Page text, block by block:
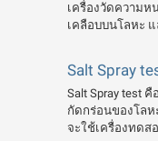
เครื่องวัดความห
เคลือบบนโลหะ แ
Salt Spray
Salt Spray test
กัดกร่อนของโลห
จะใช้เครื่องทดส